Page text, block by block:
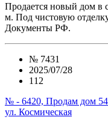
Продается новый дом в
м. Под чистовую
Документы РФ.
№ 7431
2025/07/28
112
№ - 6420, Продам дом 54
ул. Космическая